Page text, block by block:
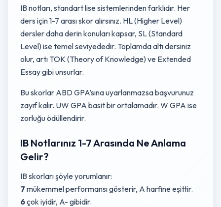
IB notları, standart lise sistemlerinden farklıdır. Her
ders için 1-7 arası skor alırsınız. HL (Higher Level)
dersler daha derin konuları kapsar, SL (Standard
Level) ise temel seviyededir. Toplamda altı dersiniz
olur, artı TOK (Theory of Knowledge) ve Extended
Essay gibi unsurlar.
Bu skorlar ABD GPA’sına uyarlanmazsa başvurunuz
zayıf kalır. UW GPA basit bir ortalamadır. W GPA ise
zorluğu ödüllendirir.
IB Notlarınız 1-7 Arasında Ne Anlama
Gelir?
IB skorları şöyle yorumlanır:
7 mükemmel performansı gösterir, A harfine eşittir.
6çok iyidir, A- gibidir.